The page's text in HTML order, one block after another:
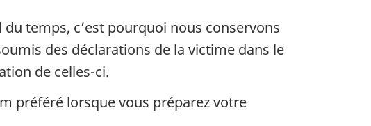
temps, c’est pourquoi nous conservons
des déclarations de la victime dans le
de celles-ci.
préféré lorsque vous préparez votre